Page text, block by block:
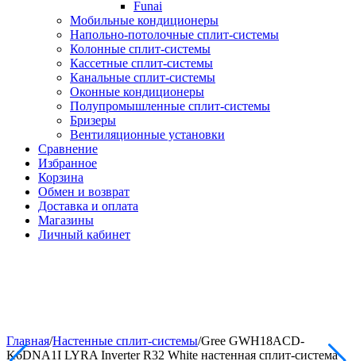
Funai
Мобильные кондиционеры
Напольно-потолоч​ные ​сплит-системы
Колонные ​​сплит-системы
Кассетные сплит-системы
Канальные сплит-системы
Оконные кондиционеры
Полупромышленные сплит-системы
Бризеры
Вентиляционные установки
Сравнение
Избранное
Корзина
Обмен и возврат
Доставка и оплата
Магазины
Личный кабинет
Главная/Настенные сплит-системы/Gree GWH18ACD-
K6DNA1I LYRA Inverter R32 White настенная сплит-система